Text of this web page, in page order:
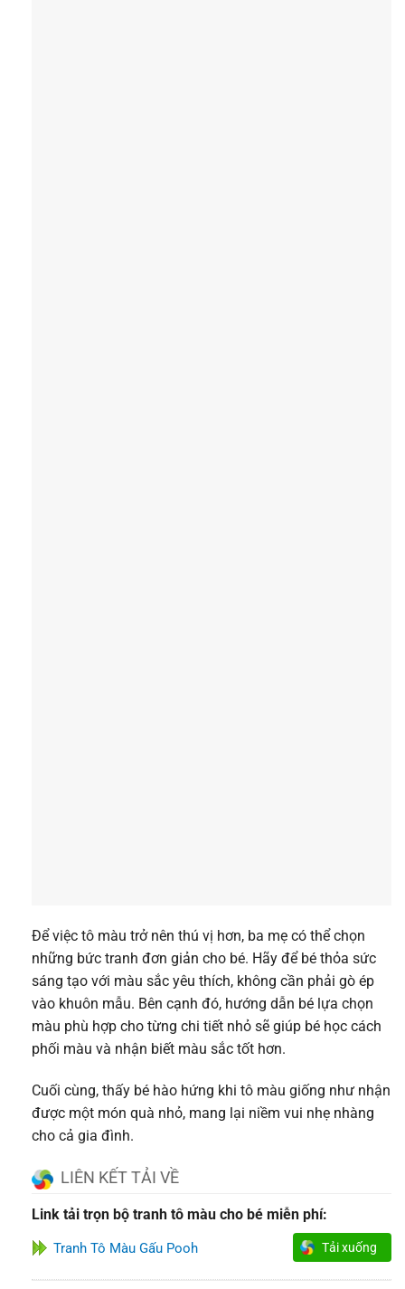
Để việc tô màu trở nên thú vị hơn, ba mẹ có thể chọn
những bức tranh đơn giản cho bé. Hãy để bé thỏa sức
sáng tạo với màu sắc yêu thích, không cần phải gò ép
vào khuôn mẫu. Bên cạnh đó, hướng dẫn bé lựa chọn
màu phù hợp cho từng chi tiết nhỏ sẽ giúp bé học cách
phối màu và nhận biết màu sắc tốt hơn.
Cuối cùng, thấy bé hào hứng khi tô màu giống như nhận
được một món quà nhỏ, mang lại niềm vui nhẹ nhàng
cho cả gia đình.
LIÊN KẾT TẢI VỀ
Link tải trọn bộ tranh tô màu cho bé miễn phí:
Tranh Tô Màu Gấu Pooh Tải xuống